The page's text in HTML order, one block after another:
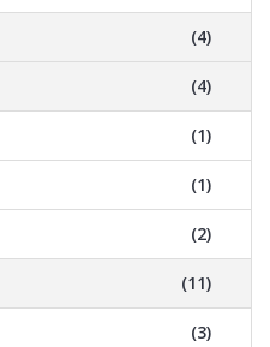
(4)
(4)
(1)
(1)
(2)
(11)
(3)